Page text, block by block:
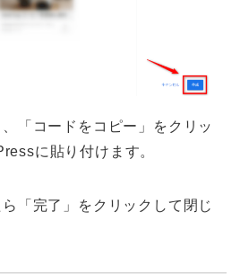
「コードをコピー」をクリッ
に貼り付けます。
「完了」をクリックして閉じ